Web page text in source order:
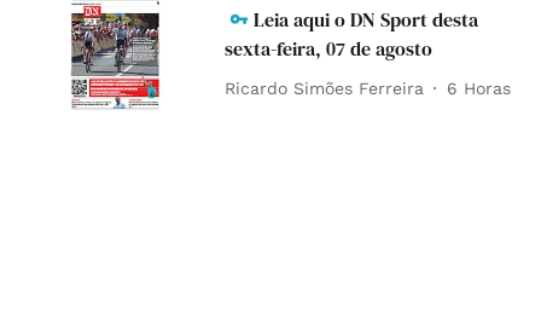
Leia aqui o DN Sport desta
sexta-feira, 07 de agosto
Ricardo Simões Ferreira 6 Horas